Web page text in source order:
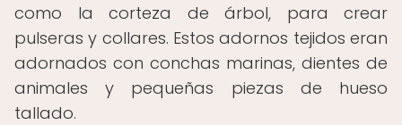
como la corteza de árbol, para crear
pulseras y collares. Estos adornos tejidos eran
adornados con conchas marinas, dientes de
animales y pequeñas piezas de hueso
tallado.